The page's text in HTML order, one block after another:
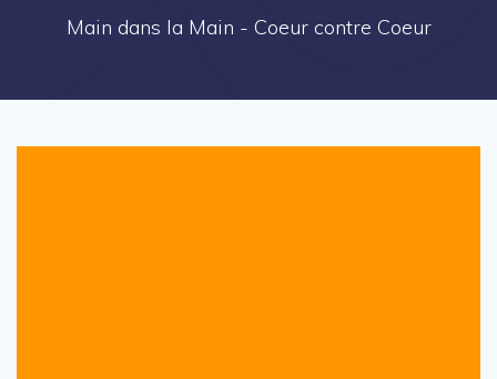
Main dans la Main - Coeur contre Coeur